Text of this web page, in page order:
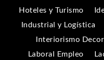
Hoteles y Turismo
Industrial y Logística
Interiorismo
Laboral Empleo